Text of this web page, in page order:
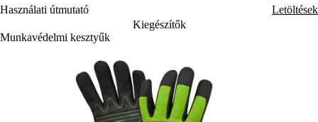
Használati útmutató
Letöltések
Kiegészítők
Munkavédelmi kesztyűk